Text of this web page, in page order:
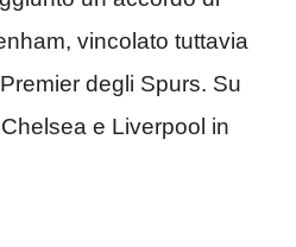
vincolato tuttavia
degli Spurs. Su
e Liverpool in